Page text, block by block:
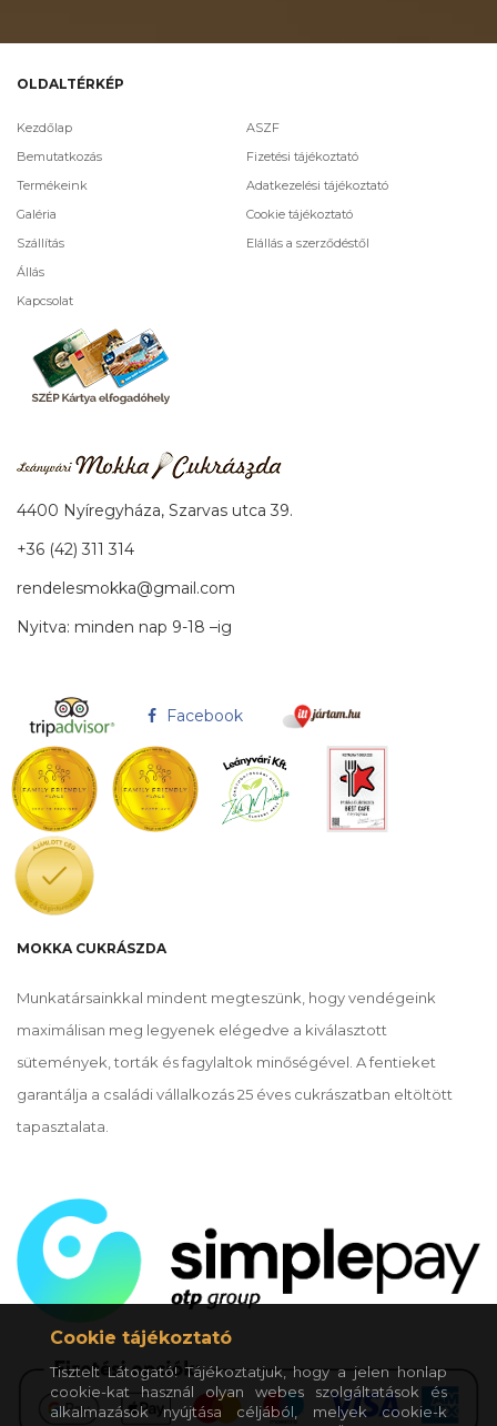
OLDALTÉRKÉP
Kezdőlap
Bemutatkozás
Termékeink
Galéria
Szállítás
Állás
Kapcsolat
ASZF
Fizetési tájékoztató
Adatkezelési tájékoztató
Cookie tájékoztató
Elállás a szerződéstől
4400 Nyíregyháza, Szarvas utca 39.
+36 (42) 311 314
rendelesmokka@gmail.com
Nyitva: minden nap 9-18 –ig
Facebook
MOKKA CUKRÁSZDA
Munkatársainkkal mindent megteszünk, hogy vendégeink
maximálisan meg legyenek elégedve a kiválasztott
sütemények, torták és fagylaltok minőségével. A fentieket
garantálja a családi vállalkozás 25 éves cukrászatban eltöltött
tapasztalata.
Cookie tájékoztató
Tisztelt Látogató! Tájékoztatjuk, hogy a jelen honlap
cookie-kat használ olyan webes szolgáltatások és
alkalmazások nyújtása céljából, melyek cookie-k